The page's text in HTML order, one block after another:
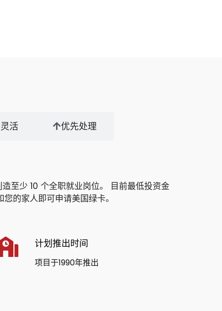
活 优先处理
至少 10 个全职就业岗位。
目前最低投资金
的家人即可申请美国绿卡。
计划推出时间
项目于1990年推出